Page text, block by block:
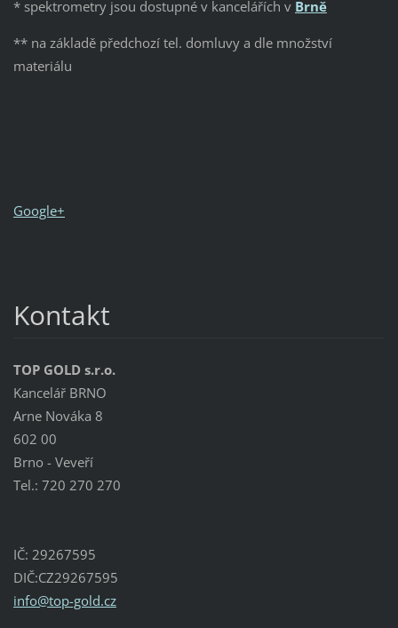
* spektrometry jsou dostupné v kancelářích v Brně
** na základě předchozí tel. domluvy a dle množství
materiálu
Google+
Kontakt
TOP GOLD s.r.o.
Kancelář BRNO
Arne Nováka 8
602 00
Brno - Veveří
Tel.: 720 270 270
IČ: 29267595
DIČ:CZ29267595
info@top-gold.cz